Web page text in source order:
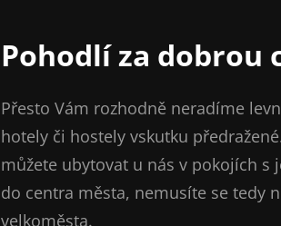
Pohodlí za dobrou
Přesto Vám rozhodně neradíme
hotely či hostely vskutku
můžete ubytovat u nás v pokojích
do centra města, nemusíte se tedy
velkoměsta.